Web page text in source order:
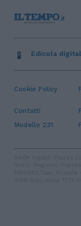
Cookie Policy
Contatti
Modello 231
Edicola